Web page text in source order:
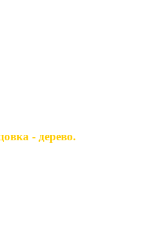
- дерево.